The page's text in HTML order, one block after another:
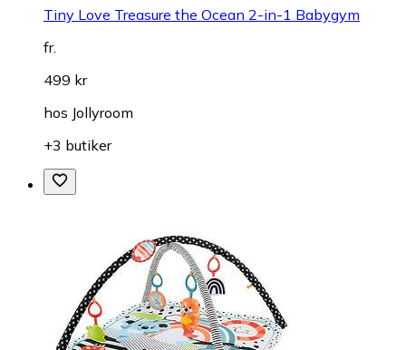
Tiny Love Treasure the Ocean 2-in-1 Babygym
fr.
499 kr
hos Jollyroom
+3 butiker